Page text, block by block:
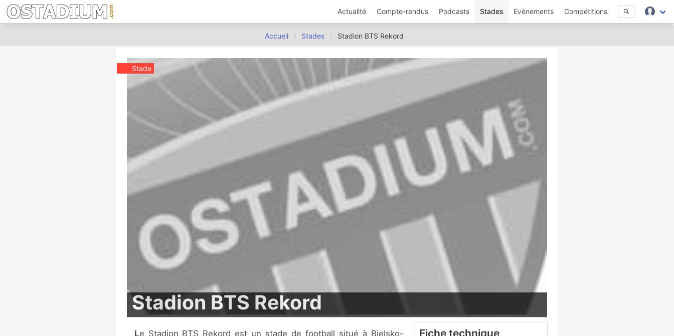
Actualité Compte-rendus Podcasts Stades Evènements Compétitions
Accueil Stades Stadion BTS Rekord
Stade
Stadion BTS Rekord
Le Stadion BTS Rekord est un stade de football situé à Bielsko-
Fiche technique